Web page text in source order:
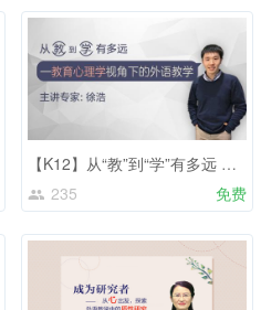
【K12】从“教”到“学”有多远 —— 教育心理学视角下的外语教学
235
免费